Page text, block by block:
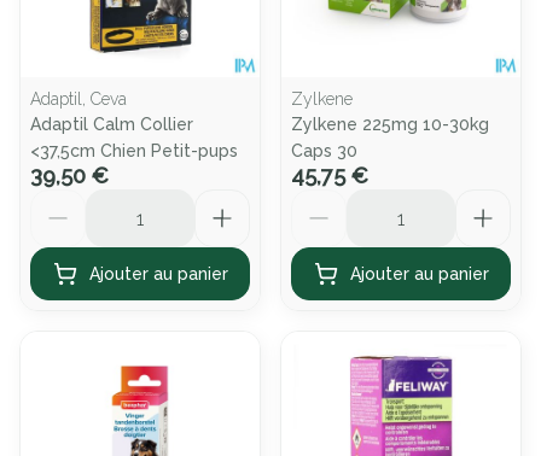
Adaptil, Ceva
Adaptil Calm Collier
<37,5cm Chien Petit-pups
39,50 €
Ajouter au panier
Zylkene
Zylkene 225mg 10-30kg
Caps 30
45,75 €
Ajouter au panier